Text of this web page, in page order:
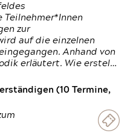
Teilnehmer*Innen
zur
auf die einzelnen
Anhand von
erläutert. Wie erstel…
(10 Termine,